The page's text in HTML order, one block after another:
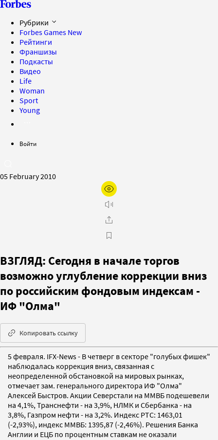
Рубрики
Forbes Games New
Рейтинги
Франшизы
Подкасты
Видео
Life
Woman
Sport
Young
Войти
05 February 2010
ВЗГЛЯД: Сегодня в начале торгов
возможно углубление коррекции вниз
по российским фондовым индексам -
ИФ "Олма"
Копировать ссылку
5 февраля. IFX-News - В четверг в секторе "голубых фишек"
наблюдалась коррекция вниз, связанная с
неопределенной обстановкой на мировых рынках,
отмечает зам. генерального директора ИФ "Олма"
Алексей Быстров. Акции Северстали на ММВБ подешевели
на 4,1%, Транснефти - на 3,9%, НЛМК и Сбербанка - на
3,8%, Газпром нефти - на 3,2%. Индекс РТС: 1463,01
(-2,93%), индекс ММВБ: 1395,87 (-2,46%). Решения Банка
Англии и ЕЦБ по процентным ставкам не оказали